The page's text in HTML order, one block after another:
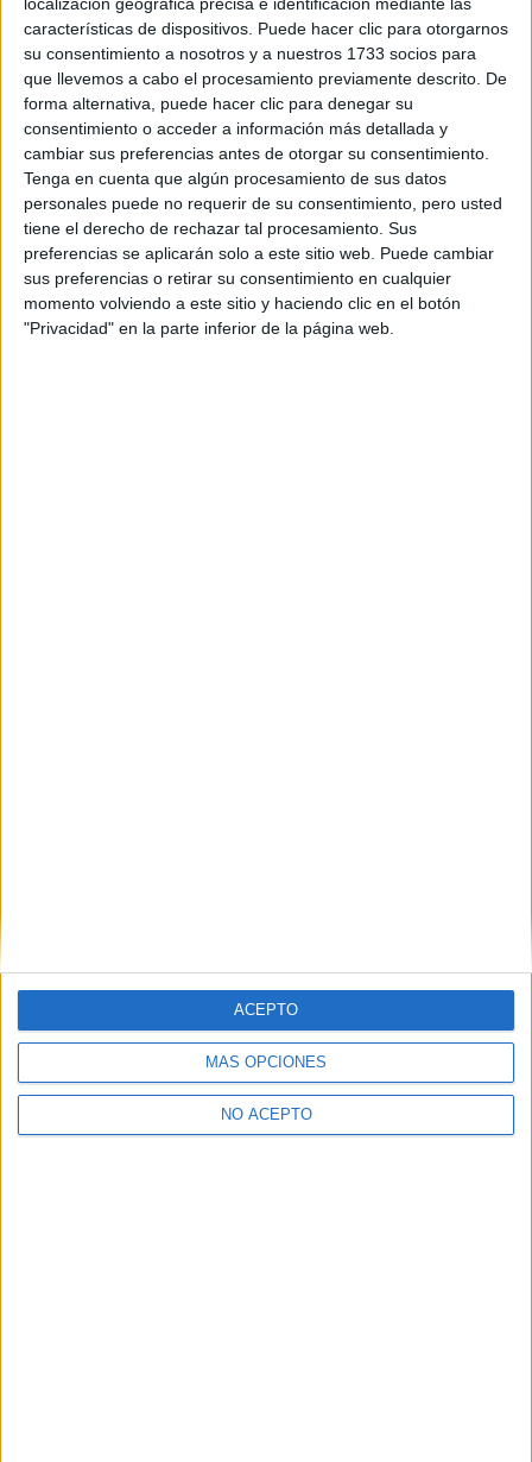
características de dispositivos. Puede hacer clic para otorgarnos
su consentimiento a nosotros y a nuestros 1733 socios para
que llevemos a cabo el procesamiento previamente descrito. De
forma alternativa, puede hacer clic para denegar su
consentimiento o acceder a información más detallada y
cambiar sus preferencias antes de otorgar su consentimiento.
Tenga en cuenta que algún procesamiento de sus datos
personales puede no requerir de su consentimiento, pero usted
tiene el derecho de rechazar tal procesamiento. Sus
preferencias se aplicarán solo a este sitio web. Puede cambiar
sus preferencias o retirar su consentimiento en cualquier
momento volviendo a este sitio y haciendo clic en el botón
"Privacidad" en la parte inferior de la página web.
MÁS OPCIONES
NO ACEPTO
ACEPTO
¿En qué año terminas (o terminaste) bachillerato o FP?
Soy estudiante de:*
Términos y Condiciones de Uso
Aceptolos Términos y Condicionesde uso*
Y como regalo de agradecimiento, por registrarte te daremos
gratis una copia de nuestro ebook con 100 consejos para tu
primer año de universidad